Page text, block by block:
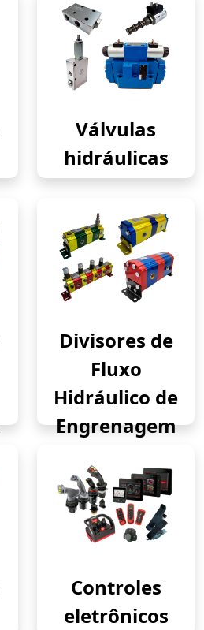
Válvulas
hidráulicas
Divisores de
Fluxo
Hidráulico de
Engrenagem
Controles
eletrônicos